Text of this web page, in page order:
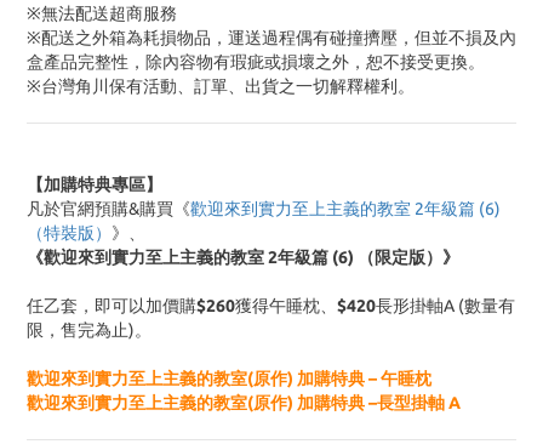
※無法配送超商服務
※配送之外箱為耗損物品，運送過程偶有碰撞擠壓，但並不損及內
盒產品完整性，除內容物有瑕疵或損壞之外，恕不接受更換。
※台灣角川保有活動、訂單、出貨之一切解釋權利。
【加購特典專區】
凡於官網預購&購買《歡迎來到實力至上主義的教室 2年級篇 (6)
（特裝版） 》、
《歡迎來到實力至上主義的教室 2年級篇 (6) （限定版）》
任乙套，即可以加價購$260獲得午睡枕、 $420長形掛軸A (數量有
限，售完為止)。
歡迎來到實力至上主義的教室(原作) 加購特典 – 午睡枕
歡迎來到實力至上主義的教室(原作) 加購特典 –長型掛軸 A